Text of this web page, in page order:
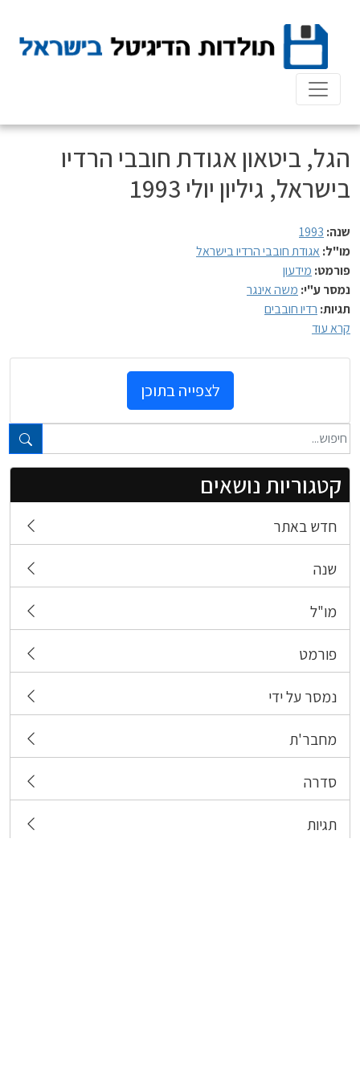
content
טקסט חופשי...
קטגוריות נושאים
חדש באתר
שנה
מו"ל
פורמט
נמסר על ידי
מחבר'ת
סדרה
תגיות
הגל, ביטאון אגודת חובבי הרדיו
בישראל, גיליון יולי 1993
שנה: 1993
מו"ל: אגודת חובבי הרדיו בישראל
פורמט: מידעון
נמסר ע"י: משה אינגר
תגיות: רדיו חובבים
קרא עוד
לצפייה בתוכן